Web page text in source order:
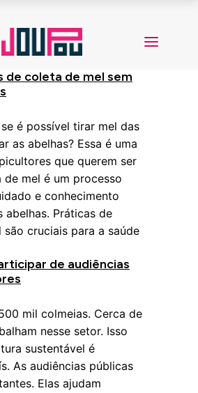
de coleta de mel sem
é possível tirar mel das
as abelhas? Essa é uma
que querem ser
mel é um processo
e conhecimento
abelhas. Práticas de
cruciais para a saúde
de audiências
mil colmeias. Cerca de
nesse setor. Isso
sustentável é
As audiências públicas
Elas ajudam